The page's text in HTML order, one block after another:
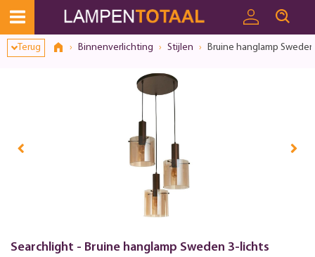
Terug Binnenverlichting Stijlen Bruine hanglamp
Searchlight - Bruine hanglamp Sweden 3-lichts